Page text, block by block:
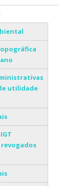
verticais
utilidade